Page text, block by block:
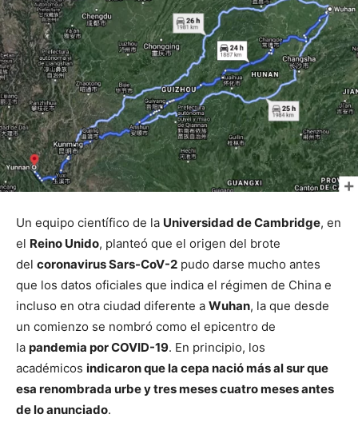
Un equipo científico de la Universidad de Cambridge, en
el Reino Unido, planteó que el origen del brote
del coronavirus Sars-CoV-2 pudo darse mucho antes
que los datos oficiales que indica el régimen de China e
incluso en otra ciudad diferente a Wuhan, la que desde
un comienzo se nombró como el epicentro de
la pandemia por COVID-19. En principio, los
académicos indicaron que la cepa nació más al sur que
esa renombrada urbe y tres meses cuatro meses antes
de lo anunciado.